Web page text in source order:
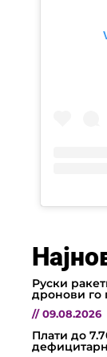
Руски
дронови го
// 09.08.2026
Плати до